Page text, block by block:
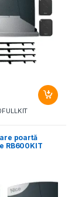
poartă
RB600KIT